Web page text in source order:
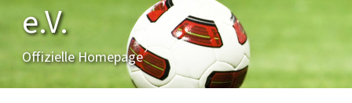
e.V.
Offizielle Homepage